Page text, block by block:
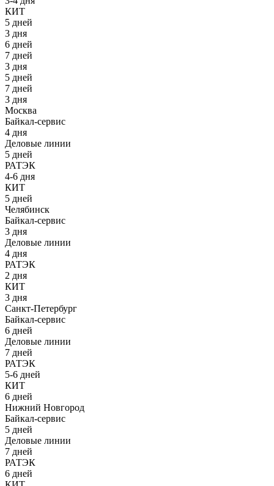
КИТ
5 дней
3 дня
6 дней
7 дней
3 дня
5 дней
7 дней
3 дня
Москва
Байкал-сервис
4 дня
Деловые линии
5 дней
РАТЭК
4-6 дня
КИТ
5 дней
Челябинск
Байкал-сервис
3 дня
Деловые линии
4 дня
РАТЭК
2 дня
КИТ
3 дня
Санкт-Петербург
Байкал-сервис
6 дней
Деловые линии
7 дней
РАТЭК
5-6 дней
КИТ
6 дней
Нижний Новгород
Байкал-сервис
5 дней
Деловые линии
7 дней
РАТЭК
6 дней